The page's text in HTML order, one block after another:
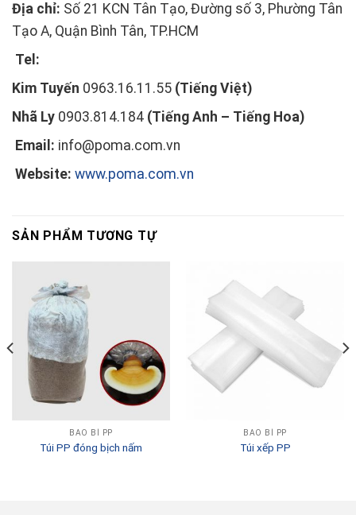
Địa chỉ: Số 21 KCN Tân Tạo, Đường số 3, Phường Tân
Tạo A, Quận Bình Tân, TP.HCM
Tel:
Kim Tuyến 0963.16.11.55 (Tiếng Việt)
Nhã Ly 0903.814.184 (Tiếng Anh – Tiếng Hoa)
Email: info@poma.com.vn
Website: www.poma.com.vn
SẢN PHẨM TƯƠNG TỰ
BAO BÌ PP
Túi PP đóng bịch nấm
BAO BÌ PP
Túi xếp PP